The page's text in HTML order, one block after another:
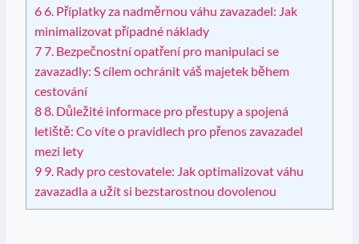
66. Příplatky za nadměrnou váhu zavazadel: Jak
minimalizovat případné náklady
77. Bezpečnostní opatření pro manipulaci se
zavazadly: S cílem ochránit váš majetek během
cestování
88. Důležité informace pro přestupy a spojená
letiště: Co víte o pravidlech pro přenos zavazadel
mezi lety
9 9. Rady pro cestovatele: Jak optimalizovat váhu
zavazadla a užít si bezstarostnou dovolenou